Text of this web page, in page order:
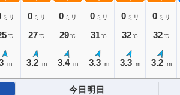
ミリ
℃
m
0 ミリ
27℃
3.2 m
0 ミリ
29℃
3.4 m
0 ミリ
31℃
3.3 m
0 ミリ
32℃
3.3 m
0 ミリ
32℃
3.2 m
今日明日